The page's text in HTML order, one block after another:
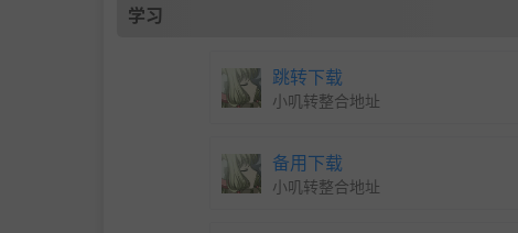
学习
跳转下载
小叽转整合地址
备用下载
小叽转整合地址